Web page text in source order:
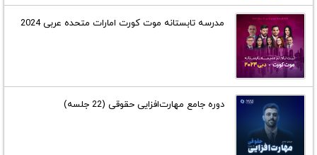
مدرسه تابستانه موت کورت امارات متحده عربی 2024
دوره جامع مهارت‌افزایی حقوقی (22 جلسه)